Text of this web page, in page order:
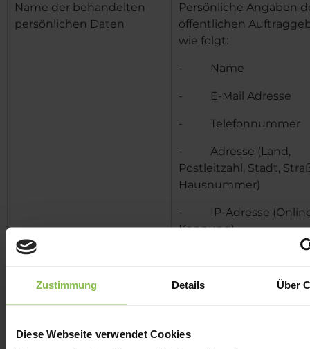
Zustimmung Details Über
Diese Webseite verwendet Cookies
Name der behandelten
persönlichen Daten
Persönliche Angaben
öffentlichen
wie folgt:
- Name
- E-Mail Adresse
- Telefonnummer
- Adresse (Land,
Postleitzahl, Stadt,
Hausnummer)
- IP-Adresse
Kennung)
Verarbeitung
personenbezogener
Einwilligung und bis